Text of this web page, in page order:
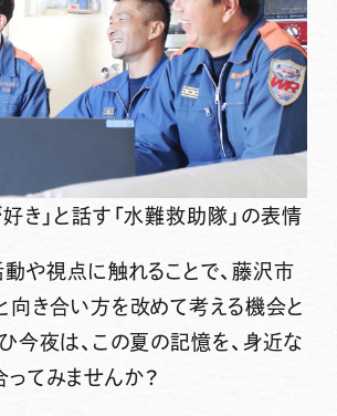
き」と話す「水難救助隊」の表情
や視点に触れることで、藤沢市
向き合い方を改めて考える機会と
今夜は、この夏の記憶を、身近な
てみませんか？